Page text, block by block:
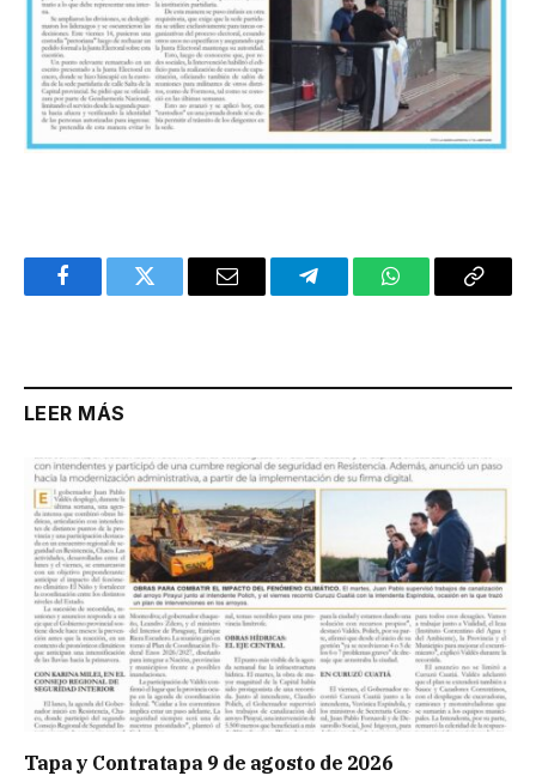
FacebookTwitter Email TelegramWhatsAppCopy
LEER MÁS
Tapa y Contratapa 9 de agosto de 2026